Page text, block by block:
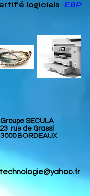
logiciels EBP
Groupe SECULA
23 rue de Grassi
BORDEAUX